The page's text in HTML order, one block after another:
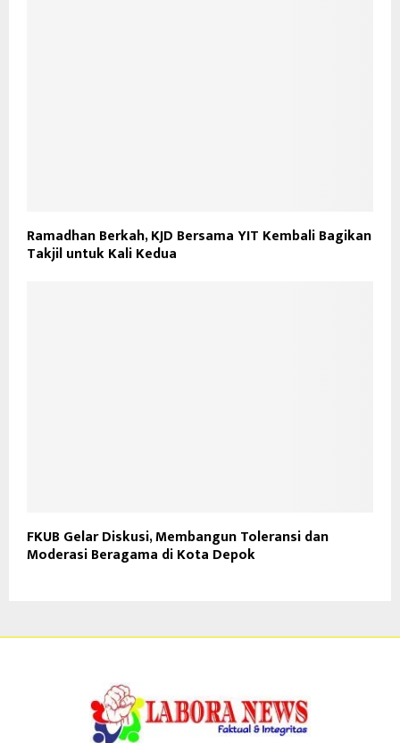
Ramadhan Berkah, KJD Bersama YIT Kembali Bagikan
Takjil untuk Kali Kedua
FKUB Gelar Diskusi, Membangun Toleransi dan
Moderasi Beragama di Kota Depok